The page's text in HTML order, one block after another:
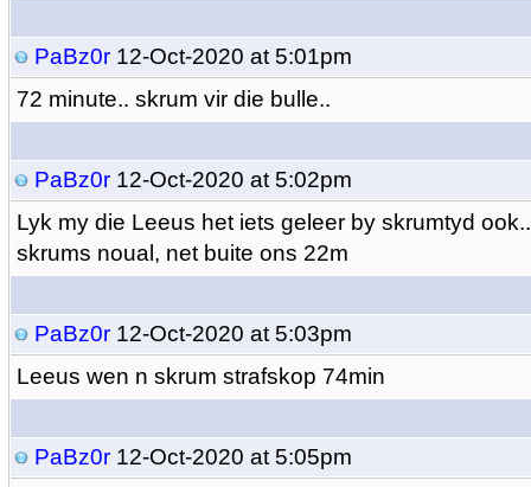
PaBz0r12-Oct-2020 at 5:01pm
72 minute.. skrum vir die bulle..
PaBz0r12-Oct-2020 at 5:02pm
Lyk my die Leeus het iets geleer by skrumtyd
skrums noual, net buite ons 22m
PaBz0r12-Oct-2020 at 5:03pm
Leeus wen n skrum strafskop 74min
PaBz0r12-Oct-2020 at 5:05pm